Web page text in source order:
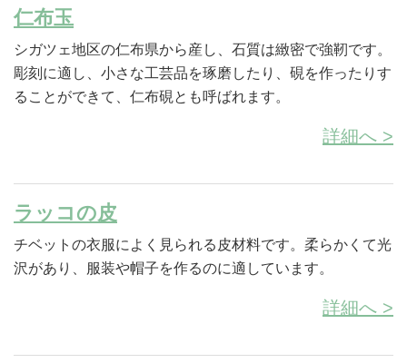
仁布玉
シガツェ地区の仁布県から産し、石質は緻密で強靭です。
彫刻に適し、小さな工芸品を琢磨したり、硯を作ったりす
ることができて、仁布硯とも呼ばれます。
詳細へ >
ラッコの皮
チベットの衣服によく見られる皮材料です。柔らかくて光
沢があり、服装や帽子を作るのに適しています。
詳細へ >